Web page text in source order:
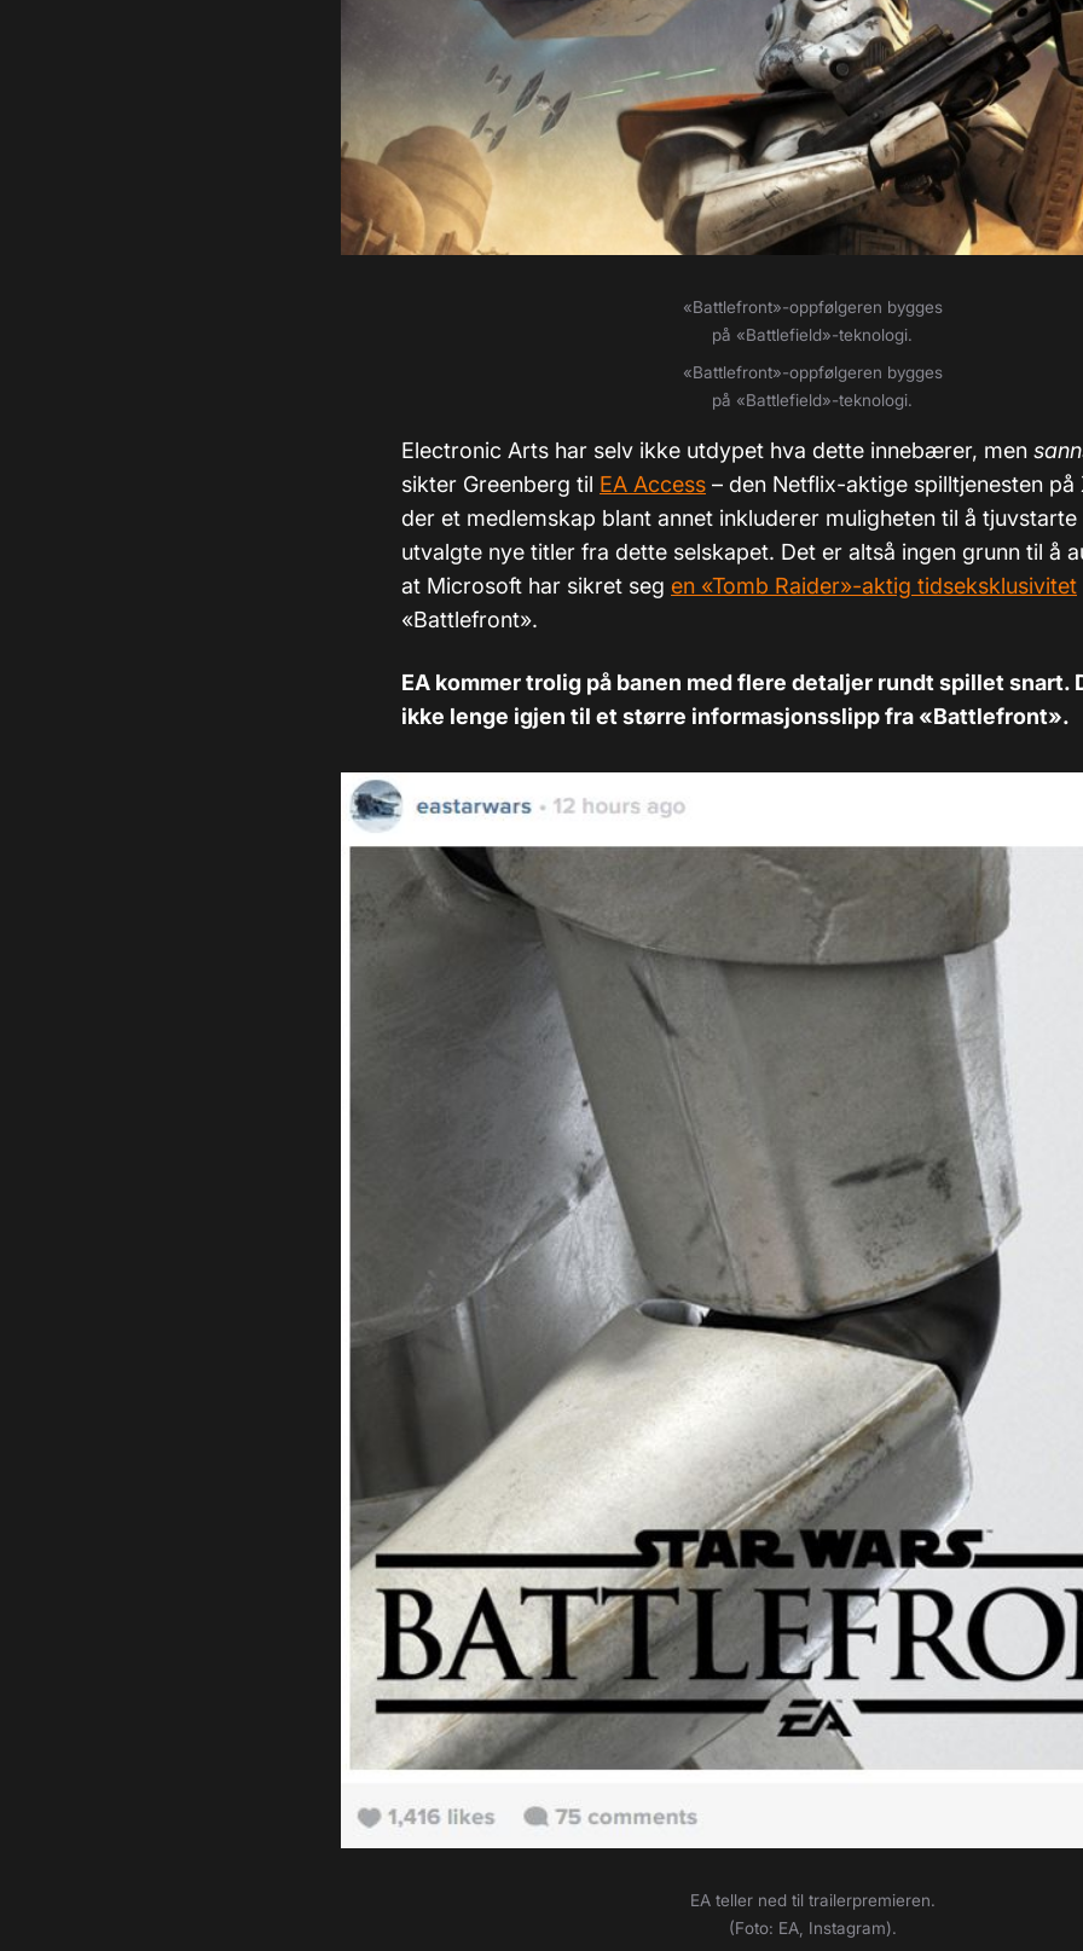
«Battlefront»-oppfølgeren bygges
på «Battlefield»-teknologi.
«Battlefront»-oppfølgeren bygges
på «Battlefield»-teknologi.
Electronic Arts har selv ikke utdypet hva dette innebærer, men
sikter Greenberg til EA Access – den Netflix-aktige spilltjenesten på
der et medlemskap blant annet inkluderer muligheten til å tjuvstarte
utvalgte nye titler fra dette selskapet. Det er altså ingen grunn til å
at Microsoft har sikret seg en «Tomb Raider»-aktig tidseksklusivitet
«Battlefront».
EA kommer trolig på banen med flere detaljer rundt spillet snart.
ikke lenge igjen til et større informasjonsslipp fra «Battlefront».
EA teller ned til trailerpremieren.
(Foto: EA, Instagram).